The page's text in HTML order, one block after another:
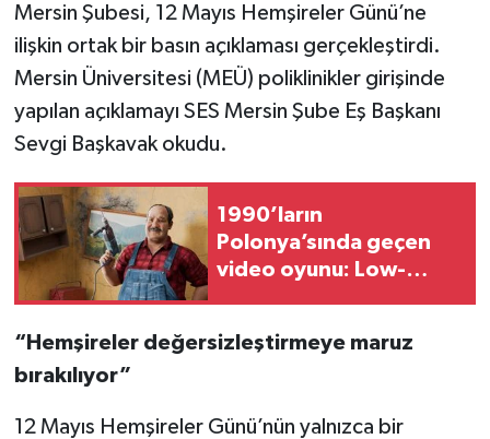
Mersin Şubesi, 12 Mayıs Hemşireler Günü’ne
ilişkin ortak bir basın açıklaması gerçekleştirdi.
Mersin Üniversitesi (MEÜ) poliklinikler girişinde
yapılan açıklamayı SES Mersin Şube Eş Başkanı
Sevgi Başkavak okudu.
1990’ların
Polonya’sında geçen
video oyunu: Low-
“Hemşireler değersizleştirmeye maruz
bırakılıyor”
12 Mayıs Hemşireler Günü’nün yalnızca bir